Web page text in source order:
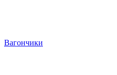
Вагончики